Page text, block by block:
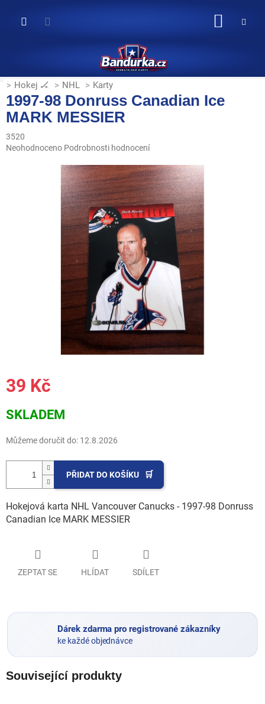
obsah
Hokej 🏒 NHL Karty
1997-98 Donruss Canadian Ice
MARK MESSIER
3520
Průměrné
Neohodnoceno Podrobnosti hodnocení
39 Kč
cena:
SKLADEM
Můžeme doručit do: 12.8.2026
PŘIDAT DO KOŠÍKU
Hokejová karta NHL Vancouver Canucks - 1997-98 Donruss
Canadian Ice MARK MESSIER
ZEPTAT SE HLÍDAT SDÍLET
Dárek zdarma pro registrované zákazníky
ke každé objednávce
Související produkty